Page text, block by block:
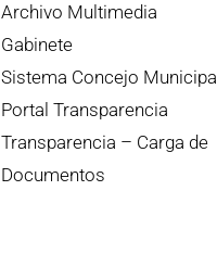
Archivo Multimedia
Gabinete
Sistema Concejo Municipal
Portal Transparencia
Transparencia – Carga de
Documentos